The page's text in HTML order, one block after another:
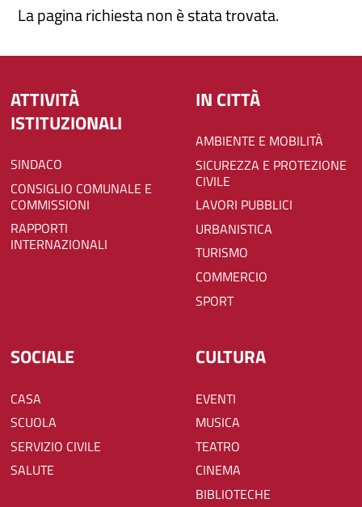
La pagina richiesta non è stata trovata.
ATTIVITÀ
ISTITUZIONALI
SINDACO
CONSIGLIO COMUNALE E
COMMISSIONI
RAPPORTI
INTERNAZIONALI
IN CITTÀ
AMBIENTE E MOBILITÀ
SICUREZZA E PROTEZIONE
CIVILE
LAVORI PUBBLICI
URBANISTICA
TURISMO
COMMERCIO
SPORT
SOCIALE
CASA
SCUOLA
SERVIZIO CIVILE
SALUTE
CULTURA
EVENTI
MUSICA
TEATRO
CINEMA
BIBLIOTECHE